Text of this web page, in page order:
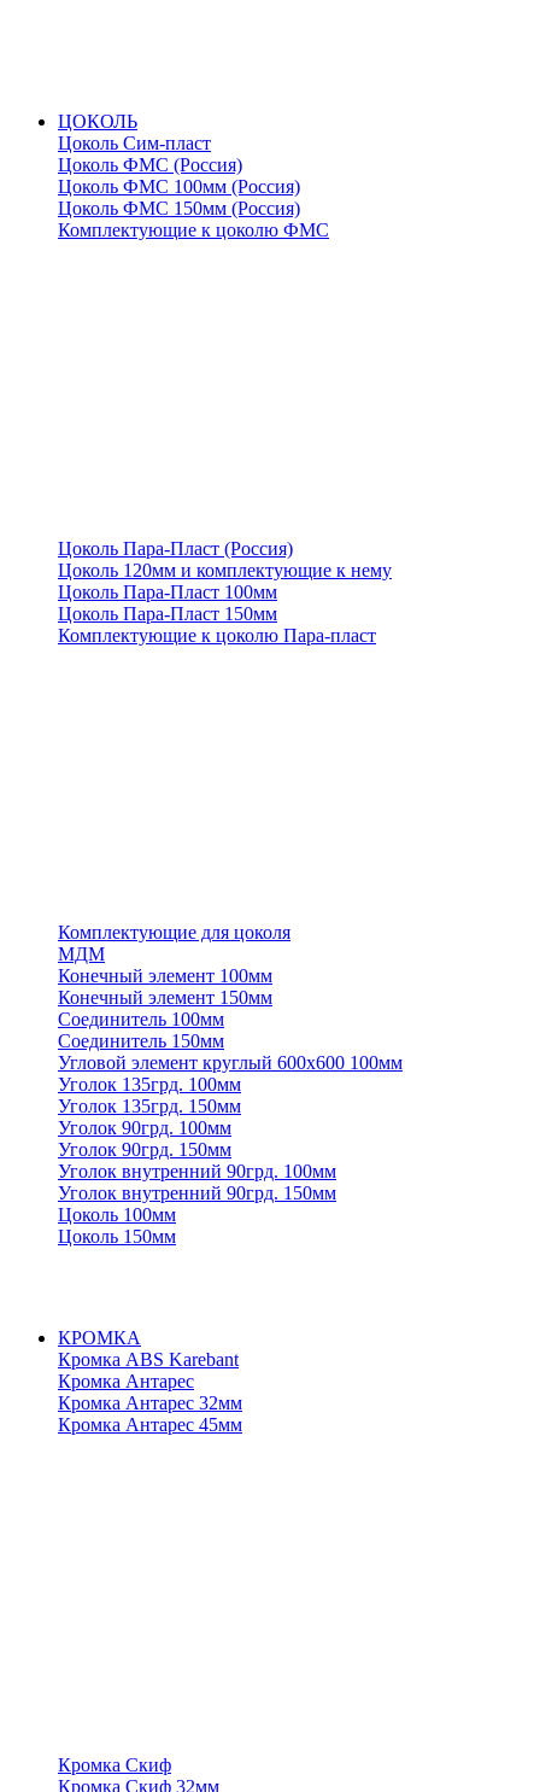
ЦОКОЛЬ
Цоколь Сим-пласт
Цоколь ФМС (Россия)
Цоколь ФМС 100мм (Россия)
Цоколь ФМС 150мм (Россия)
Комплектующие к цоколю ФМС
Цоколь Пара-Пласт (Россия)
Цоколь 120мм и комплектующие к нему
Цоколь Пара-Пласт 100мм
Цоколь Пара-Пласт 150мм
Комплектующие к цоколю Пара-пласт
Комплектующие для цоколя
МДМ
Конечный элемент 100мм
Конечный элемент 150мм
Соединитель 100мм
Соединитель 150мм
Угловой элемент круглый 600х600 100мм
Уголок 135грд. 100мм
Уголок 135грд. 150мм
Уголок 90грд. 100мм
Уголок 90грд. 150мм
Уголок внутренний 90грд. 100мм
Уголок внутренний 90грд. 150мм
Цоколь 100мм
Цоколь 150мм
КРОМКА
Кромка ABS Karebant
Кромка Антарес
Кромка Антарес 32мм
Кромка Антарес 45мм
Кромка Скиф
Кромка Скиф 32мм